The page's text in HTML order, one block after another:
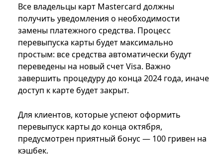
Все владельцы карт Mastercard должны
получить уведомления о необходимости
замены платежного средства. Процесс
перевыпуска карты будет максимально
простым: все средства автоматически будут
переведены на новый счет Visa. Важно
завершить процедуру до конца 2024 года, иначе
доступ к карте будет закрыт.
Для клиентов, которые успеют оформить
перевыпуск карты до конца октября,
предусмотрен приятный бонус — 100 гривен на
кэшбек.